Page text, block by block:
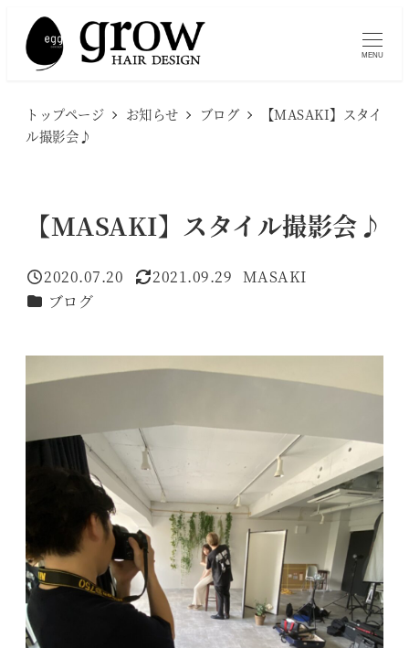
MENU
トップページ お知らせ ブログ
【MASAKI】スタイ
ル撮影会♪
【MASAKI】スタイル撮影会♪
投稿日
2020.07.20
更新日
2021.09.29
著
MASAKI
カテゴリー
ブログ